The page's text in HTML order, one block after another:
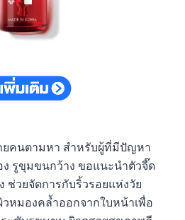
ยคนตามหา สำหรับผู้ที่มีปัญหา
รูขุมขนกว้าง ขอแนะนำตัวจี๊ด
ช่วยจัดการกับริ้วรอยแห่งวัย
หมองคล้ำออกจากใบหน้าเพื่อ